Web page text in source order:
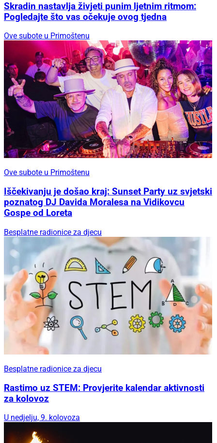
Skradin nastavlja živjeti punim ljetnim ritmom:
Pogledajte što vas očekuje ovog tjedna
Ove subote u Primoštenu
Ove subote u Primoštenu
Iščekivanju je došao kraj: Sunset Party uz svjetski
poznatog DJ Davida Moralesa na Vidikovcu
Gospe od Loreta
Besplatne radionice za djecu
Besplatne radionice za djecu
Rastimo uz STEM: Provjerite kalendar aktivnosti
za kolovoz
U nedjelju, 9. kolovoza